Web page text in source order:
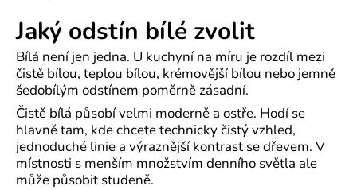
Jaký odstín bílé zvolit
Bílá není jen jedna. U kuchyní na míru je rozdíl mezi
čistě bílou, teplou bílou, krémovější bílou nebo jemně
šedobílým odstínem poměrně zásadní.
Čistě bílá působí velmi moderně a ostře. Hodí se
hlavně tam, kde chcete technicky čistý vzhled,
jednoduché linie a výraznější kontrast se dřevem. V
místnosti s menším množstvím denního světla ale
může působit studeně.